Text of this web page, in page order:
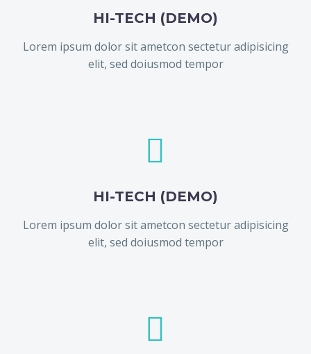
HI-TECH (DEMO)
Lorem ipsum dolor sit ametcon sectetur adipisicing
elit, sed doiusmod tempor


HI-TECH (DEMO)
Lorem ipsum dolor sit ametcon sectetur adipisicing
elit, sed doiusmod tempor

